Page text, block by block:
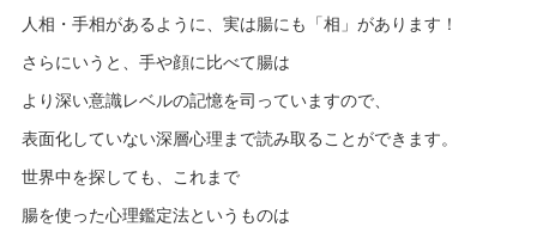
人相・手相があるように、実は腸にも「相」があります！
さらにいうと、手や顔に比べて腸は
より深い意識レベルの記憶を司っていますので、
表面化していない深層心理まで読み取ることができます。
世界中を探しても、これまで
腸を使った心理鑑定法というものは